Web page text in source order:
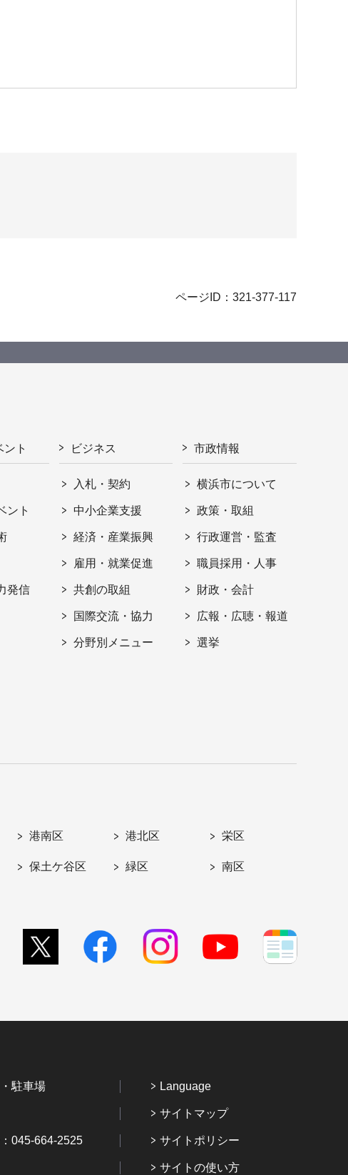
ページID：321-377-117
ト
ント
発信
ビジネス
入札・契約
中小企業支援
経済・産業振興
雇用・就業促進
共創の取組
国際交流・協力
分野別メニュー
市政情報
横浜市について
政策・取組
行政運営・監査
職員採用・人事
財政・会計
広報・広聴・報道
選挙
港南区 港北区 栄区
保土ケ谷区 緑区 南区
駐車場
045-664-2525
Language
サイトマップ
サイトポリシー
サイトの使い方